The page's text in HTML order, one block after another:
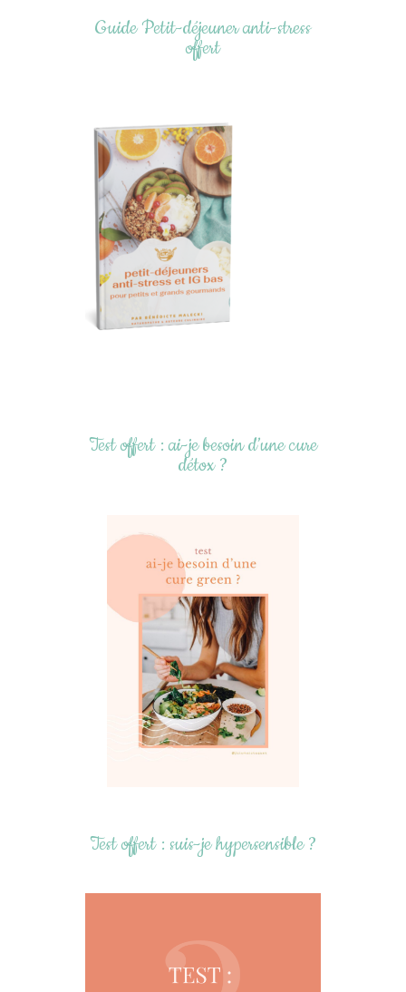
Guide Petit-déjeuner anti-stress
offert
Test offert : ai-je besoin d’une cure
détox ?
Test offert : suis-je hypersensible ?